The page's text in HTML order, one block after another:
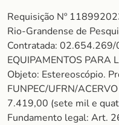
Requisição Nº
Rio-Grandense de
Contratada:
EQUIPAMENTOS PARA
Objeto: Estereoscópio.
FUNPEC/UFRN/
7.419,00 (sete mil e
Fundamento legal: Art.